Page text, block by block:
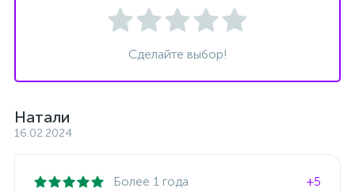
Сделайте выбор!
Натали
16.02.2024
Более 1 года +5